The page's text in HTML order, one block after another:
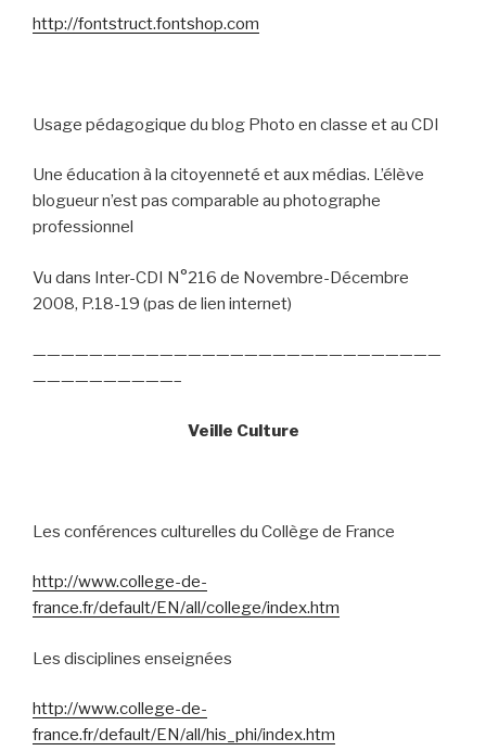
http://fontstruct.fontshop.com
Usage pédagogique du blog Photo en classe et au CDI
Une éducation à la citoyenneté et aux médias. L’élève
blogueur n’est pas comparable au photographe
professionnel
Vu dans Inter-CDI N°216 de Novembre-Décembre
2008, P.18-19 (pas de lien internet)
—————————————————————————————
——————————–
Veille Culture
Les conférences culturelles du Collège de France
http://www.college-de-
france.fr/default/EN/all/college/index.htm
Les disciplines enseignées
http://www.college-de-
france.fr/default/EN/all/his_phi/index.htm